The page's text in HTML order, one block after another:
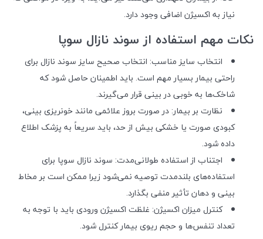
نیاز به اکسیژن اضافی وجود دارد.
نکات مهم استفاده از سوند نازال سوپا
انتخاب سایز مناسب: انتخاب صحیح سایز سوند نازال برای
راحتی بیمار بسیار مهم است. باید اطمینان حاصل شود که
شاخک‌ها به خوبی در بینی قرار می‌گیرند.
نظارت بر بیمار: در صورت بروز علائمی مانند خونریزی بینی،
کبودی صورت یا خشکی بیش از حد، باید سریعاً به پزشک اطلاع
داده شود.
اجتناب از استفاده طولانی‌مدت: سوند نازال سوپا برای
استفاده‌های بلندمدت توصیه نمی‌شود زیرا ممکن است بر مخاط
بینی و دهان تأثیر منفی بگذارد.
کنترل میزان اکسیژن: غلظت اکسیژن ورودی باید با توجه به
تعداد تنفس‌ها و حجم ریوی بیمار کنترل شود.